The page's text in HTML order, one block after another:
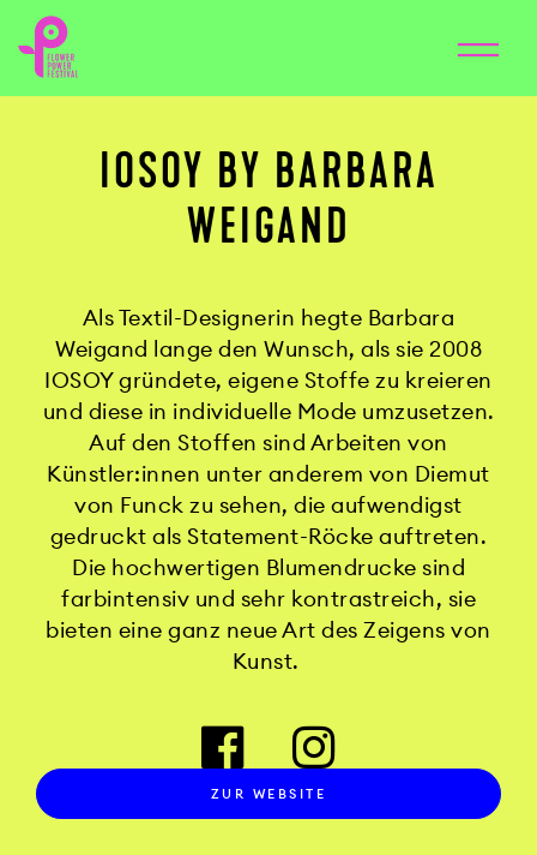
IOSOY BY BARBARA
WEIGAND
Als Textil-Designerin hegte Barbara
Weigand lange den Wunsch, als sie 2008
IOSOY gründete, eigene Stoffe zu kreieren
und diese in individuelle Mode umzusetzen.
Auf den Stoffen sind Arbeiten von
Künstler:innen unter anderem von Diemut
von Funck zu sehen, die aufwendigst
gedruckt als Statement-Röcke auftreten.
Die hochwertigen Blumendrucke sind
farbintensiv und sehr kontrastreich, sie
bieten eine ganz neue Art des Zeigens von
Kunst.
ZUR WEBSITE